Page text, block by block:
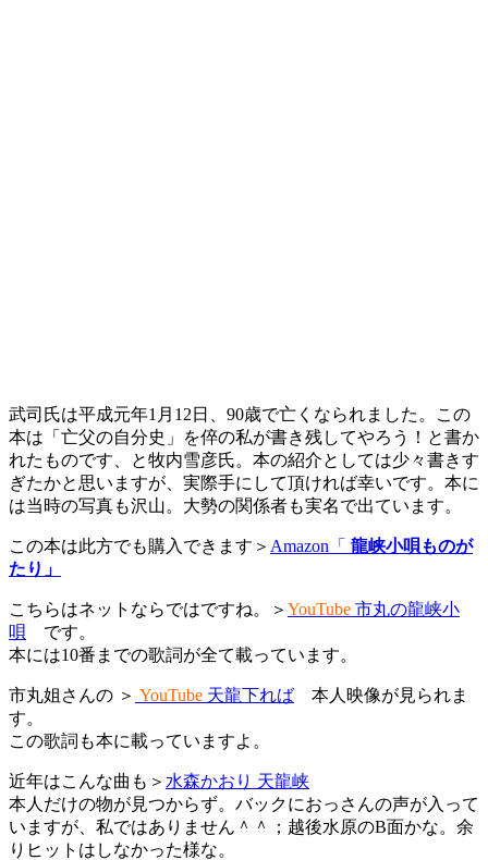
武司氏は平成元年1月12日、90歳で亡くなられました。この
本は「亡父の自分史」を倅の私が書き残してやろう！と書か
れたものです、と牧内雪彦氏。本の紹介としては少々書きす
ぎたかと思いますが、実際手にして頂ければ幸いです。本に
は当時の写真も沢山。大勢の関係者も実名で出ています。
この本は此方でも購入できます＞ Amazon「 龍峡小唄ものが
たり」
こちらはネットならではですね。＞ YouTube 市丸の龍峡小
唄 です。
本には10番までの歌詞が全て載っています。
市丸姐さんの ＞ YouTube 天龍下れば 本人映像が見られま
す。
この歌詞も本に載っていますよ。
近年はこんな曲も＞ 水森かおり 天龍峡
本人だけの物が見つからず。バックにおっさんの声が入って
いますが、私ではありません＾＾；越後水原のB面かな。余
りヒットはしなかった様な。